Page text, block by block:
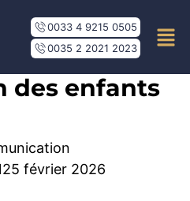
0033 4 9215 0505
0035 2 2021 2023
des enfants
5 février 2026